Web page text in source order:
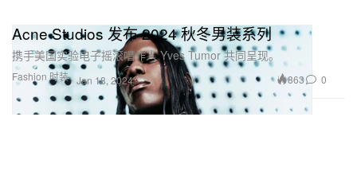
Fashion 时装
Acne Studios 发布 2024 秋冬男装系列
携手美国实验电子摇滚唱作人 Yves Tumor 共同呈现。
Jan 18, 2024 863 0